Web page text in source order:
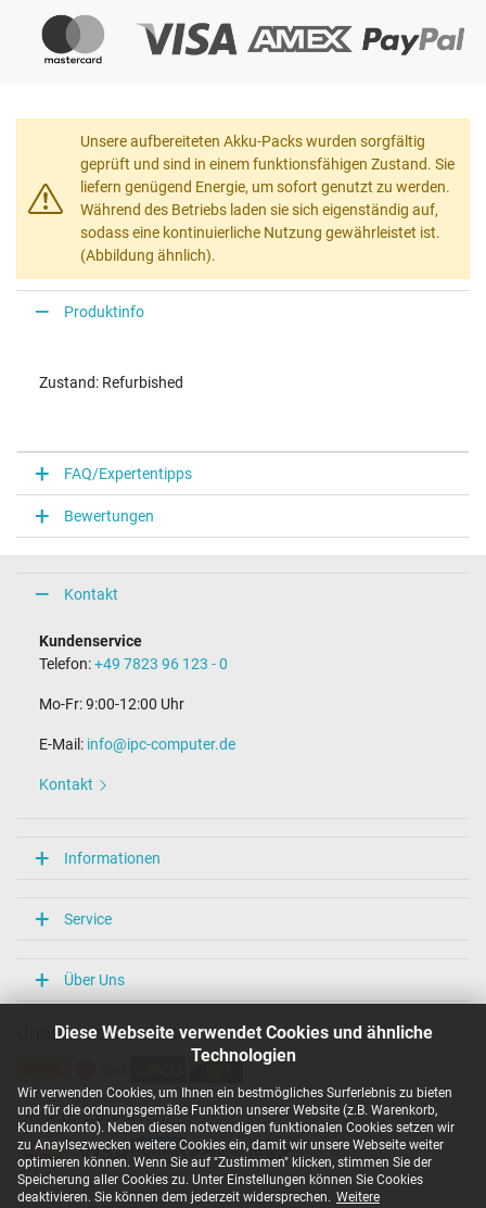
Diese Webseite verwendet Cookies und ähnliche
Technologien
Wir verwenden Cookies, um Ihnen ein bestmögliches Surferlebnis zu bieten
und für die ordnungsgemäße Funktion unserer Website (z.B. Warenkorb,
Kundenkonto). Neben diesen notwendigen funktionalen Cookies setzen wir
zu Anaylsezwecken weitere Cookies ein, damit wir unsere Webseite weiter
optimieren können. Wenn Sie auf "Zustimmen" klicken, stimmen Sie der
Speicherung aller Cookies zu. Unter Einstellungen können Sie Cookies
deaktivieren. Sie können dem jederzeit widersprechen. Weitere
Unsere aufbereiteten Akku-Packs wurden sorgfältig
geprüft und sind in einem funktionsfähigen Zustand. Sie
liefern genügend Energie, um sofort genutzt zu werden.
Während des Betriebs laden sie sich eigenständig auf,
sodass eine kontinuierliche Nutzung gewährleistet ist.
(Abbildung ähnlich).
Produktinfo
Zustand: Refurbished
FAQ/Expertentipps
Bewertungen
Kontakt
Kundenservice
Telefon:+49 7823 96 123 - 0
Mo-Fr: 9:00-12:00 Uhr
E-Mail: info@ipc-computer.de
Kontakt
Informationen
Service
Über Uns
Unsere Versandarten
Unsere Zahlarten